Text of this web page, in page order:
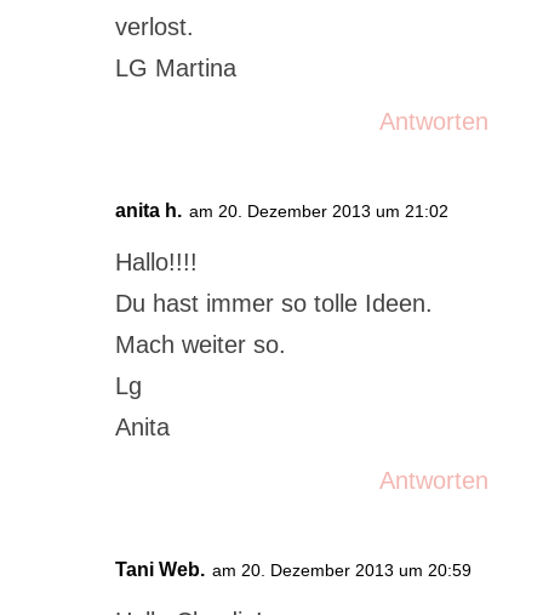
verlost.
LG Martina
Antworten
anita h. am 20. Dezember 2013 um 21:02
Hallo!!!!
Du hast immer so tolle Ideen.
Mach weiter so.
Lg
Anita
Antworten
Tani Web. am 20. Dezember 2013 um 20:59